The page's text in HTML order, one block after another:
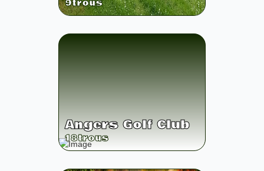
9trous
Angers Golf Club
18trous